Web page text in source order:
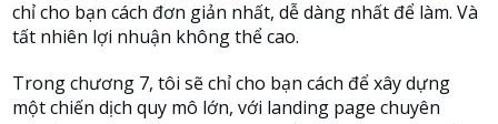
chỉ cho bạn cách đơn giản nhất, dễ dàng nhất để làm. Và
tất nhiên lợi nhuận không thể cao.
Trong chương 7, tôi sẽ chỉ cho bạn cách để xây dựng
một chiến dịch quy mô lớn, với landing page chuyên